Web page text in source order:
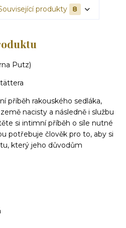
produkty 8
Putz)
příběh rakouského sedláka,
nacisty a následně i službu
si intimní příběh o síle nutné
potřebuje člověk pro to, aby si
který jeho důvodům